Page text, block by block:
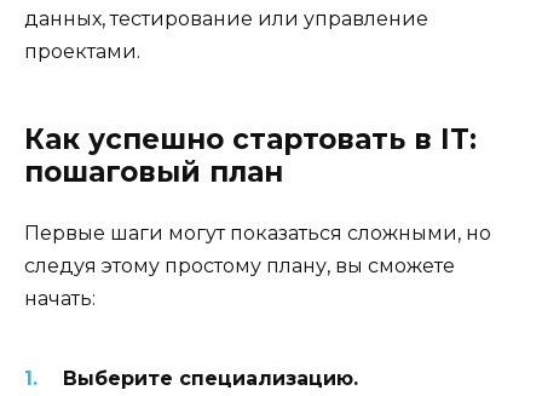
данных, тестирование или управление
проектами.
Как успешно стартовать в IT:
пошаговый план
Первые шаги могут показаться сложными, но
следуя этому простому плану, вы сможете
начать:
Выберите специализацию.